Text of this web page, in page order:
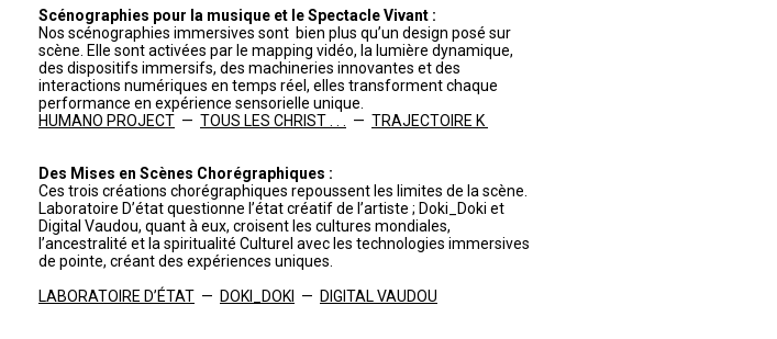
Scénographies pour la musique et le Spectacle Vivant :
Nos scénographies immersives sont bien plus qu’un design posé sur
scène. Elle sont activées par le mapping vidéo, la lumière dynamique,
des dispositifs immersifs, des machineries innovantes et des
interactions numériques en temps réel, elles transforment chaque
performance en expérience sensorielle unique.
HUMANO PROJECT — TOUS LES CHRIST . . . — TRAJECTOIRE K
Des Mises en Scènes Chorégraphiques :
Ces trois créations chorégraphiques repoussent les limites de la scène.
Laboratoire D’état questionne l’état créatif de l’artiste ; Doki_Doki et
Digital Vaudou, quant à eux, croisent les cultures mondiales,
l’ancestralité et la spiritualité Culturel avec les technologies immersives
de pointe, créant des expériences uniques.
LABORATOIRE D’ÉTAT — DOKI_DOKI — DIGITAL VAUDOU